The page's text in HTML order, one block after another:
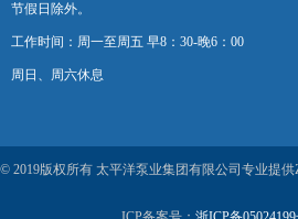
节假日除外。
工作时间：周一至周五 早8：30-晚6：00
周日、周六休息
© 2019版权所有 太平洋泵业集团有限公司专业提